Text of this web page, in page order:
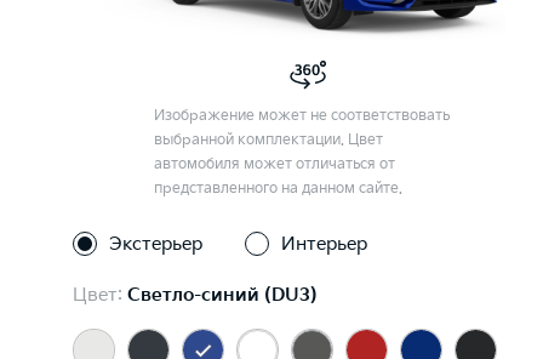
Изображение может не соответствовать
выбранной комплектации. Цвет
автомобиля может отличаться от
представленного на данном сайте.
Экстерьер Интерьер
Цвет: Светло-синий (DU3)